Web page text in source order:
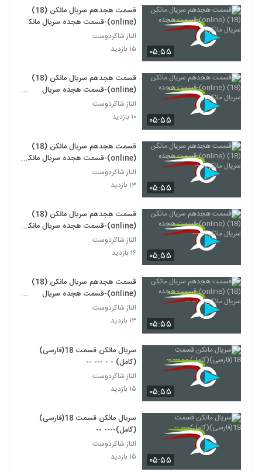
۰۵:۵۵
قسمت هجدهم سریال مانکن (18)
(online)-قسمت هجده سریال مانکن
الناز شاکردوست
۱۵ بازدید
۰۵:۵۵
قسمت هجدهم سریال مانکن (18)
(online)-قسمت هجده سریال
مانکن-
الناز شاکردوست
۱۰ بازدید
۰۵:۵۵
قسمت هجدهم سریال مانکن (18)
(online)-قسمت هجده سریال مانکن
- --
الناز شاکردوست
۱۳ بازدید
۰۵:۵۵
قسمت هجدهم سریال مانکن (18)
(online)-قسمت هجده سریال مانکن
- ---
الناز شاکردوست
۱۶ بازدید
۰۵:۵۵
قسمت هجدهم سریال مانکن (18)
(online)-قسمت هجده سریال
مانکن-- --- --
الناز شاکردوست
۱۳ بازدید
۰۵:۵۵
سریال مانکن قسمت 18(فارسی)
(کامل) - - --- --
الناز شاکردوست
۱۵ بازدید
۰۵:۵۵
سریال مانکن قسمت 18(فارسی)
(کامل)---- --
الناز شاکردوست
۱۵ بازدید